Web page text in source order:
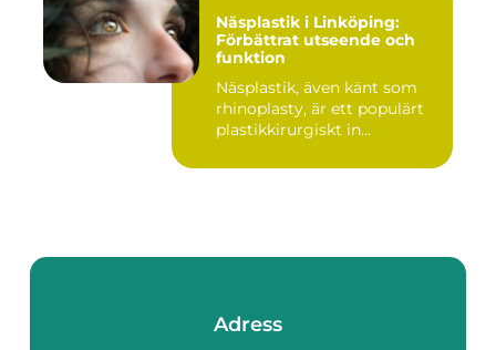
Näsplastik i Linköping:
Förbättrat utseende och
funktion
Näsplastik, även känt som
rhinoplasty, är ett populärt
plastikkirurgiskt in...
Adress